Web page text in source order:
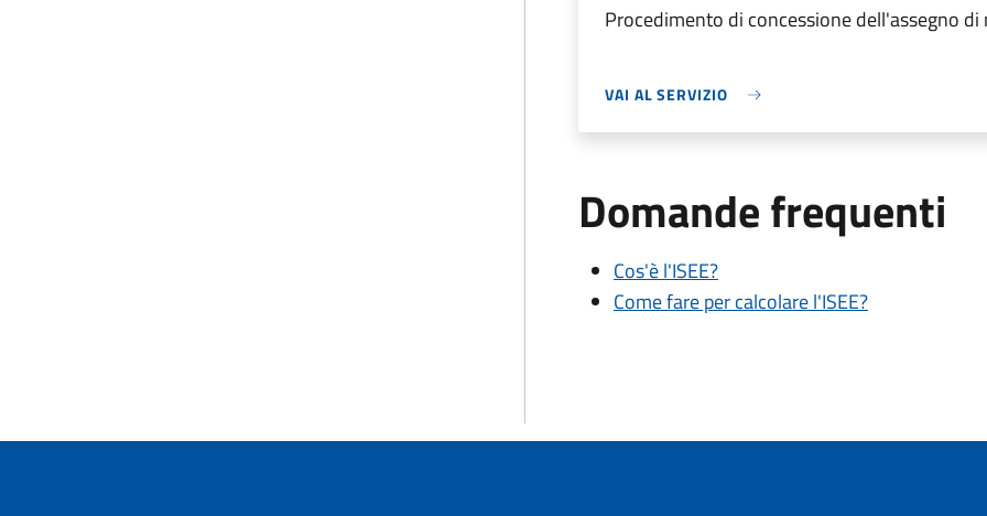
Procedimento di concessione dell'assegno
VAI AL SERVIZIO
Domande frequenti
Cos'è l'ISEE?
Come fare per calcolare l'ISEE?